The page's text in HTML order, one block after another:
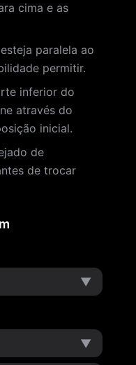
cima e as
paralela ao
permitir.
inferior do
através do
inicial.
de
de trocar
▼
▼